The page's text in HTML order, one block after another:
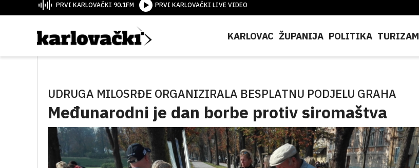
PRVI KARLOVAČKI 90.1FM PRVI KARLOVAČKI LIVE VIDEO
KARLOVAC ŽUPANIJA POLITIKA TURIZAM
UDRUGA MILOSRĐE ORGANIZIRALA BESPLATNU PODJELU GRAHA
Međunarodni je dan borbe protiv siromaštva